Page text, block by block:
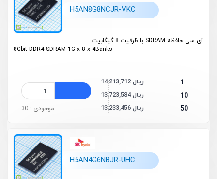
H5AN8G8NCJR-VKC
آی سی حافظه SDRAM با ظرفیت 8 گیگابیت
8Gbit DDR4 SDRAM 1G x 8 x 4Banks
1 14,213,712 ریال
10 13,723,584 ریال
50 13,233,456 ریال موجودی : 30
H5AN4G6NBJR-UHC